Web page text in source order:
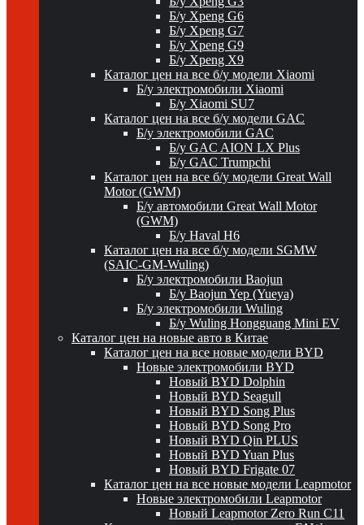
Б/у Xpeng G6
Б/у Xpeng G7
Б/у Xpeng G9
Б/у Xpeng X9
Каталог цен на все б/у модели Xiaomi
Б/у электромобили Xiaomi
Б/у Xiaomi SU7
Каталог цен на все б/у модели GAC
Б/у электромобили GAC
Б/у GAC AION LX Plus
Б/у GAC Trumpchi
Каталог цен на все б/у модели Great Wall
Motor (GWM)
Б/у автомобили Great Wall Motor
(GWM)
Б/у Haval H6
Каталог цен на все б/у модели SGMW
(SAIC-GM-Wuling)
Б/у электромобили Baojun
Б/у Baojun Yep (Yueya)
Б/у электромобили Wuling
Б/у Wuling Hongguang Mini EV
Каталог цен на новые авто в Китае
Каталог цен на все новые модели BYD
Новые электромобили BYD
Новый BYD Dolphin
Новый BYD Seagull
Новый BYD Song Plus
Новый BYD Song Pro
Новый BYD Qin PLUS
Новый BYD Yuan Plus
Новый BYD Frigate 07
Каталог цен на все новые модели Leapmotor
Новые электромобили Leapmotor
Новый Leapmotor Zero Run C11